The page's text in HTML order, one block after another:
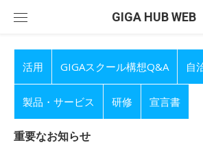
GIGA HUB WEB
活用 GIGAスクール構想Q&A 自
製品・サービス 研修 宣言書
重要なお知らせ